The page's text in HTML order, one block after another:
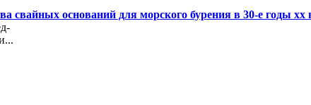
свайных оснований для морского бурения в 30-е годы хх